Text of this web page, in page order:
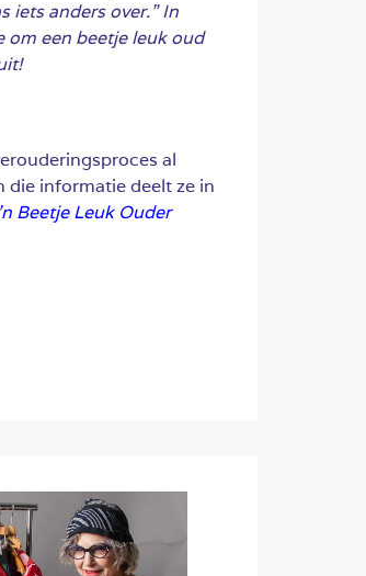
iets anders over.” In
om een beetje leuk oud
al
die informatie deelt ze in
’n Beetje Leuk Ouder